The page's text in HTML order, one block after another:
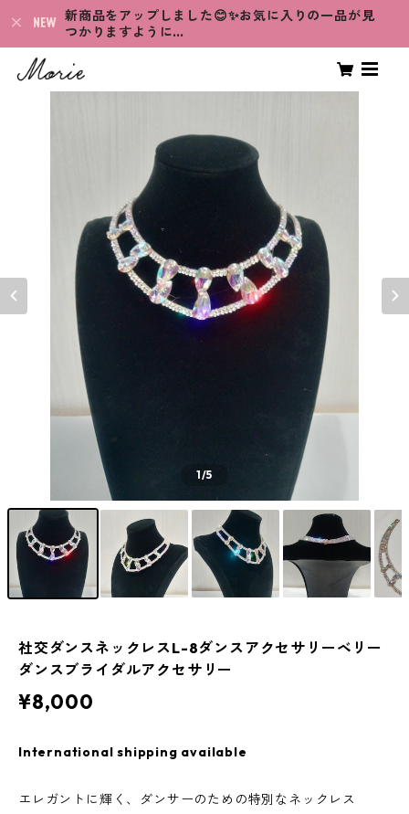
新商品をアップしました😊✨お気に入りの一品が見
つかりますように…
1/5
社交ダンスネックレスL-8ダンスアクセサリーベリー
ダンスブライダルアクセサリー
¥8,000
International shipping available
エレガントに輝く、ダンサーのための特別なネックレス